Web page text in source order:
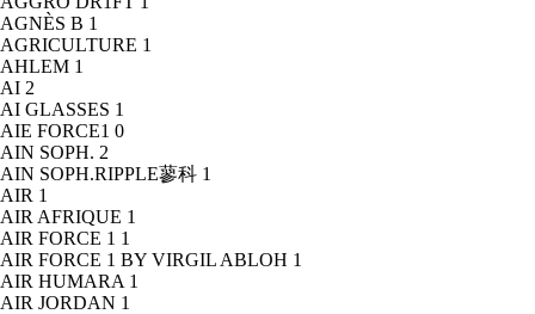
AGNÈS B 1
AGRICULTURE 1
AHLEM 1
AI 2
AI GLASSES 1
AIE FORCE1 0
AIN SOPH. 2
AIN SOPH.RIPPLE蓼科 1
AIR 1
AIR AFRIQUE 1
AIR FORCE 1 1
AIR FORCE 1 BY VIRGIL ABLOH 1
AIR HUMARA 1
AIR JORDAN 1